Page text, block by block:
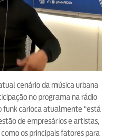
cenário da música urbana
no programa na rádio
funk carioca atualmente “está
de empresários e artistas,
os principais fatores para